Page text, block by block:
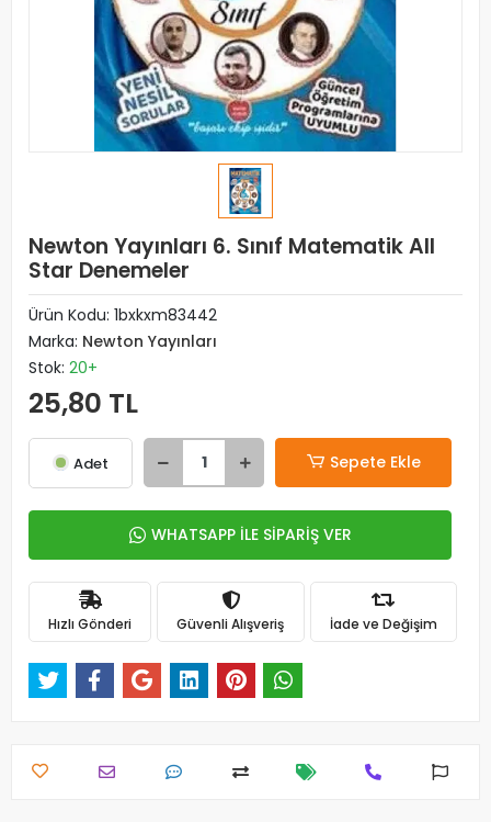
Newton Yayınları 6. Sınıf Matematik All
Star Denemeler
Ürün Kodu: 1bxkxm83442
Marka: Newton Yayınları
Stok: 20+
25,80 TL
Adet Sepete Ekle
WHATSAPP İLE SİPARİŞ VER
Hızlı Gönderi Güvenli Alışveriş İade ve Değişim